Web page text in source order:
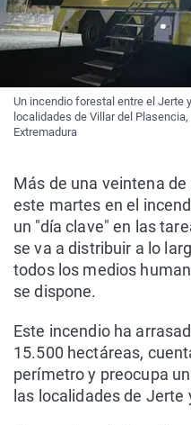
Un incendio forestal entre el Jerte
localidades de Villar del
Extremadura
Más de una veintena
este martes en el
un "día clave" en las
se va a distribuir a lo
todos los medios
se dispone.
Este incendio ha
15.500 hectáreas,
perímetro y preocupa
las localidades de Jerte